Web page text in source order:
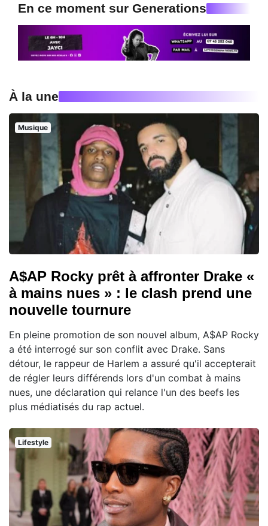
En ce moment sur Generations
À la une
Musique
A$AP Rocky prêt à affronter Drake «
à mains nues » : le clash prend une
nouvelle tournure
En pleine promotion de son nouvel album, A$AP Rocky
a été interrogé sur son conflit avec Drake. Sans
détour, le rappeur de Harlem a assuré qu'il accepterait
de régler leurs différends lors d'un combat à mains
nues, une déclaration qui relance l'un des beefs les
plus médiatisés du rap actuel.
Lifestyle